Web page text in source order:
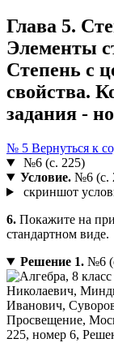
Глава 5.
Элементы
Степень с
свойства.
задания -
№ 5 Вернуться к
№6 (с. 225)
Условие.№6 (с.
скриншот
6. Покажите на
стандартном виде.
Решение 1.№6